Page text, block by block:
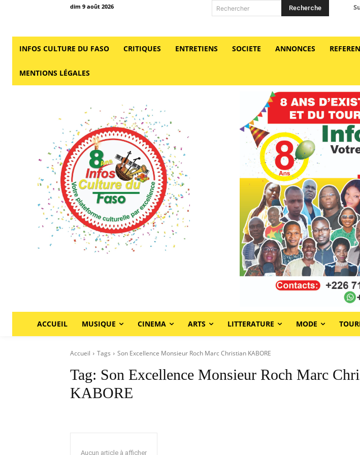
dim 9 août 2026 Rechercher Recherche
INFOS CULTURE DU FASO CRITIQUES ENTRETIENS SOCIETE ANNONCES
MENTIONS LÉGALES
ACCUEIL MUSIQUE CINEMA ARTS LITTERATURE MODE
Accueil Tags Son Excellence Monsieur Roch Marc Christian KABORE
Tag: Son Excellence Monsieur Roch Marc
KABORE
Aucun article à afficher